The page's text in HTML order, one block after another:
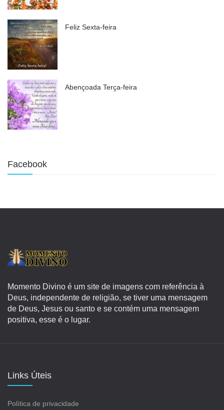
Feliz Sexta-feira
Abençoada Terça-feira
Facebook
Momento Divino é um site de imagens com referência à
Deus, independente de religião, se tiver uma mensagem
de Deus, Jesus ou santo e se contém uma mensagem
positiva, esse é o lugar.
Links Úteis
Política de privacidade